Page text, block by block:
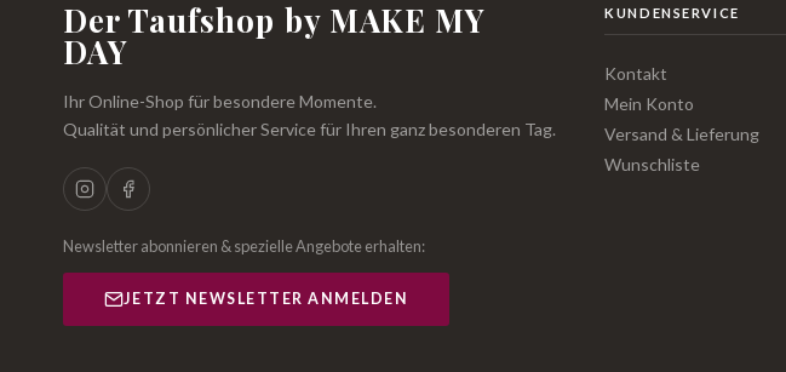
Der Taufshop by MAKE MY
DAY
Ihr Online-Shop für besondere Momente.
Qualität und persönlicher Service für Ihren ganz besonderen Tag.
Newsletter abonnieren & spezielle Angebote erhalten:
JETZT NEWSLETTER ANMELDEN
KUNDENSERVICE
Kontakt
Mein Konto
Versand & Lieferung
Wunschliste